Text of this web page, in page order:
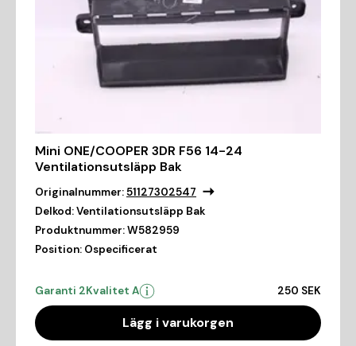
Mini ONE/COOPER 3DR F56 14-24
Ventilationsutsläpp Bak
Originalnummer:51127302547
Delkod:Ventilationsutsläpp Bak
Produktnummer:W582959
Position: Ospecificerat
Garanti 2Kvalitet A 250 SEK
Lägg i varukorgen